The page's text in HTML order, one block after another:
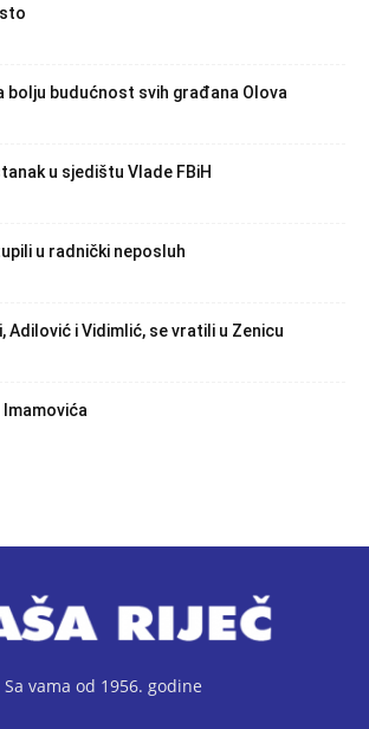
bolju budućnost svih građana Olova
u sjedištu Vlade FBiH
u radnički neposluh
Adilović i Vidimlić, se vratili u Zenicu
Imamovića
Sa vama od 1956. godine